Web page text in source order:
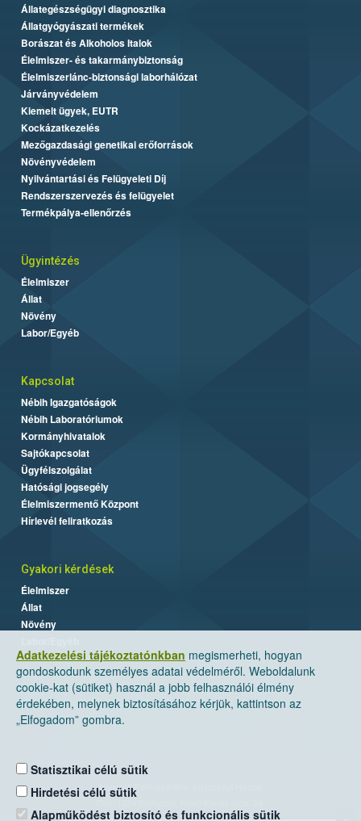
Adatkezelési tájékoztatónkban megismerheti, hogyan
gondoskodunk személyes adatai védelméről. Weboldalunk
cookie-kat (sütiket) használ a jobb felhasználói élmény
érdekében, melynek biztosításához kérjük, kattintson az
„Elfogadom” gombra.
Statisztikai célú sütik
Hirdetési célú sütik
Alapműködést biztosító és funkcionális sütik
Állategészségügyi diagnosztika
Állatgyógyászati termékek
Borászat és Alkoholos Italok
Élelmiszer- és takarmánybiztonság
Élelmiszerlánc-biztonsági laborhálózat
Járványvédelem
Kiemelt ügyek, EUTR
Kockázatkezelés
Mezőgazdasági genetikai erőforrások
Növényvédelem
Nyilvántartási és Felügyeleti Díj
Rendszerszervezés és felügyelet
Termékpálya-ellenőrzés
Ügyintézés
Élelmiszer
Állat
Növény
Labor/Egyéb
Kapcsolat
Nébih Igazgatóságok
Nébih Laboratóriumok
Kormányhivatalok
Sajtókapcsolat
Ügyfélszolgálat
Hatósági jogsegély
Élelmiszermentő Központ
Hírlevél feliratkozás
Gyakori kérdések
Élelmiszer
Állat
Növény
Nemzeti Élelmiszerlánc-biztonsági Hivatal
Levelezési cím: 1525 Budapest. Pf. 30.